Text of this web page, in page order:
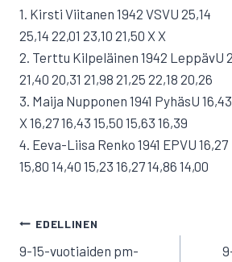
1. Kirsti Viitanen 1942 VSVU 25,14
25,14 22,01 23,10 21,50 X X
2. Terttu Kilpeläinen 1942 LeppävU
21,40 20,31 21,98 21,25 22,18 20,26
3. Maija Nupponen 1941 PyhäsU 16,43
X 16,27 16,43 15,50 15,63 16,39
4. Eeva-Liisa Renko 1941 EPVU 16,27
15,80 14,40 15,23 16,27 14,86 14,00
ARTIKKELIEN
SELAUS
EDELLINEN
9-15-vuotiaiden pm-